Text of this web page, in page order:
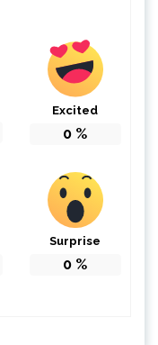
Excited
0 %
Surprise
0 %